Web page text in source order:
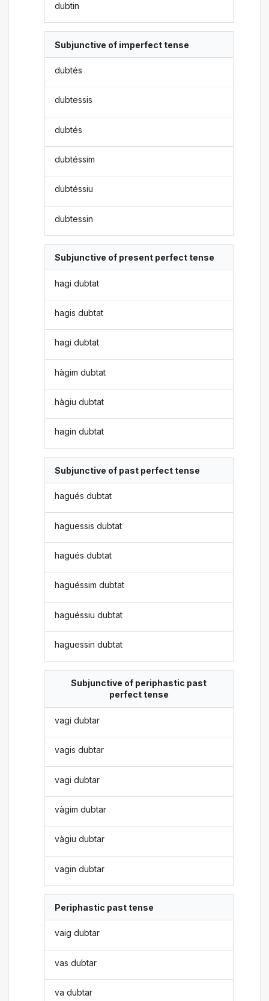
dubtin
Subjunctive of imperfect tense
dubtés
dubtessis
dubtés
dubtéssim
dubtéssiu
dubtessin
Subjunctive of present perfect tense
hagi dubtat
hagis dubtat
hagi dubtat
hàgim dubtat
hàgiu dubtat
hagin dubtat
Subjunctive of past perfect tense
hagués dubtat
haguessis dubtat
hagués dubtat
haguéssim dubtat
haguéssiu dubtat
haguessin dubtat
Subjunctive of periphastic past
perfect tense
vagi dubtar
vagis dubtar
vagi dubtar
vàgim dubtar
vàgiu dubtar
vagin dubtar
Periphastic past tense
vaig dubtar
vas dubtar
va dubtar